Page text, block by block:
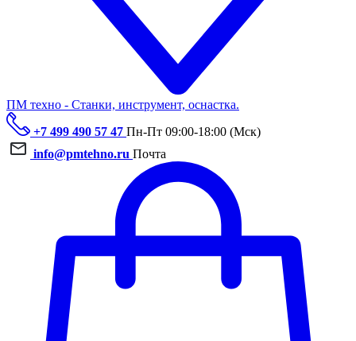
ПМ техно - Станки, инструмент, оснастка.
+7 499 490 57 47 Пн-Пт 09:00-18:00 (Мск)
info@pmtehno.ru Почта